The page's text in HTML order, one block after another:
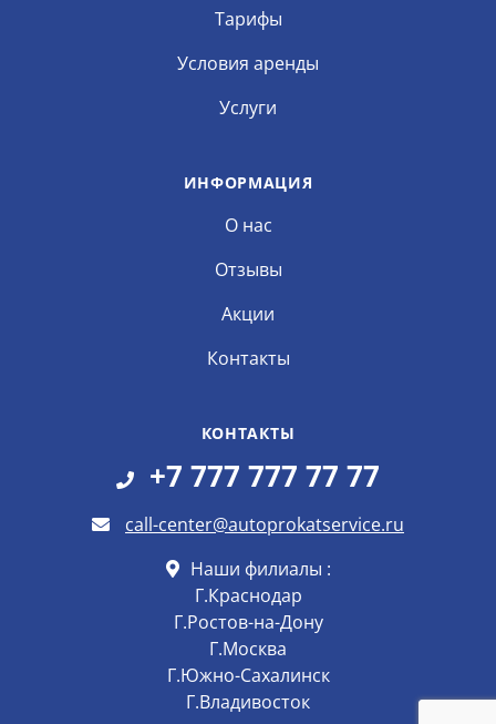
Тарифы
Условия аренды
Услуги
ИНФОРМАЦИЯ
О нас
Отзывы
Акции
Контакты
КОНТАКТЫ
+7 777 777 77 77
call-center@autoprokatservice.ru
Наши филиалы :
Г.Краснодар
Г.Ростов-на-Дону
Г.Москва
Г.Южно-Сахалинск
Г.Владивосток